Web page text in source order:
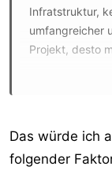
Infratstruktur,
umfangreicher
Projekt, desto
bewiesen, wie
bzw. User von
Das würde ich
folgender